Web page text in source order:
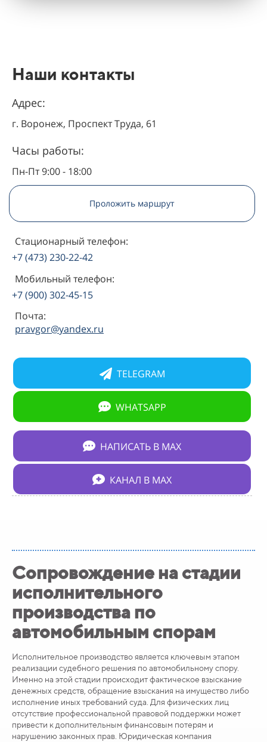
Наши контакты
Адрес:
г. Воронеж, Проспект Труда, 61
Часы работы:
Пн-Пт 9:00 - 18:00
Проложить маршрут
Стационарный телефон:
+7 (473) 230-22-42
Мобильный телефон:
+7 (900) 302-45-15
Почта:
pravgor@yandex.ru
TELEGRAM
WHATSAPP
НАПИСАТЬ В МАХ
КАНАЛ В МАХ
Сопровождение на стадии
исполнительного
производства по
автомобильным спорам
Исполнительное производство является ключевым этапом
реализации судебного решения по автомобильному спору.
Именно на этой стадии происходит фактическое взыскание
денежных средств, обращение взыскания на имущество либо
исполнение иных требований суда. Для физических лиц
отсутствие профессиональной правовой поддержки может
привести к дополнительным финансовым потерям и
нарушению законных прав. Юридическая компания